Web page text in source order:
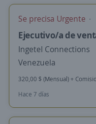
Se precisa Urgente
Ejecutivo/a de
Ingetel Connections
Venezuela
320,00 $ (Mensual) +
Hace 7 días